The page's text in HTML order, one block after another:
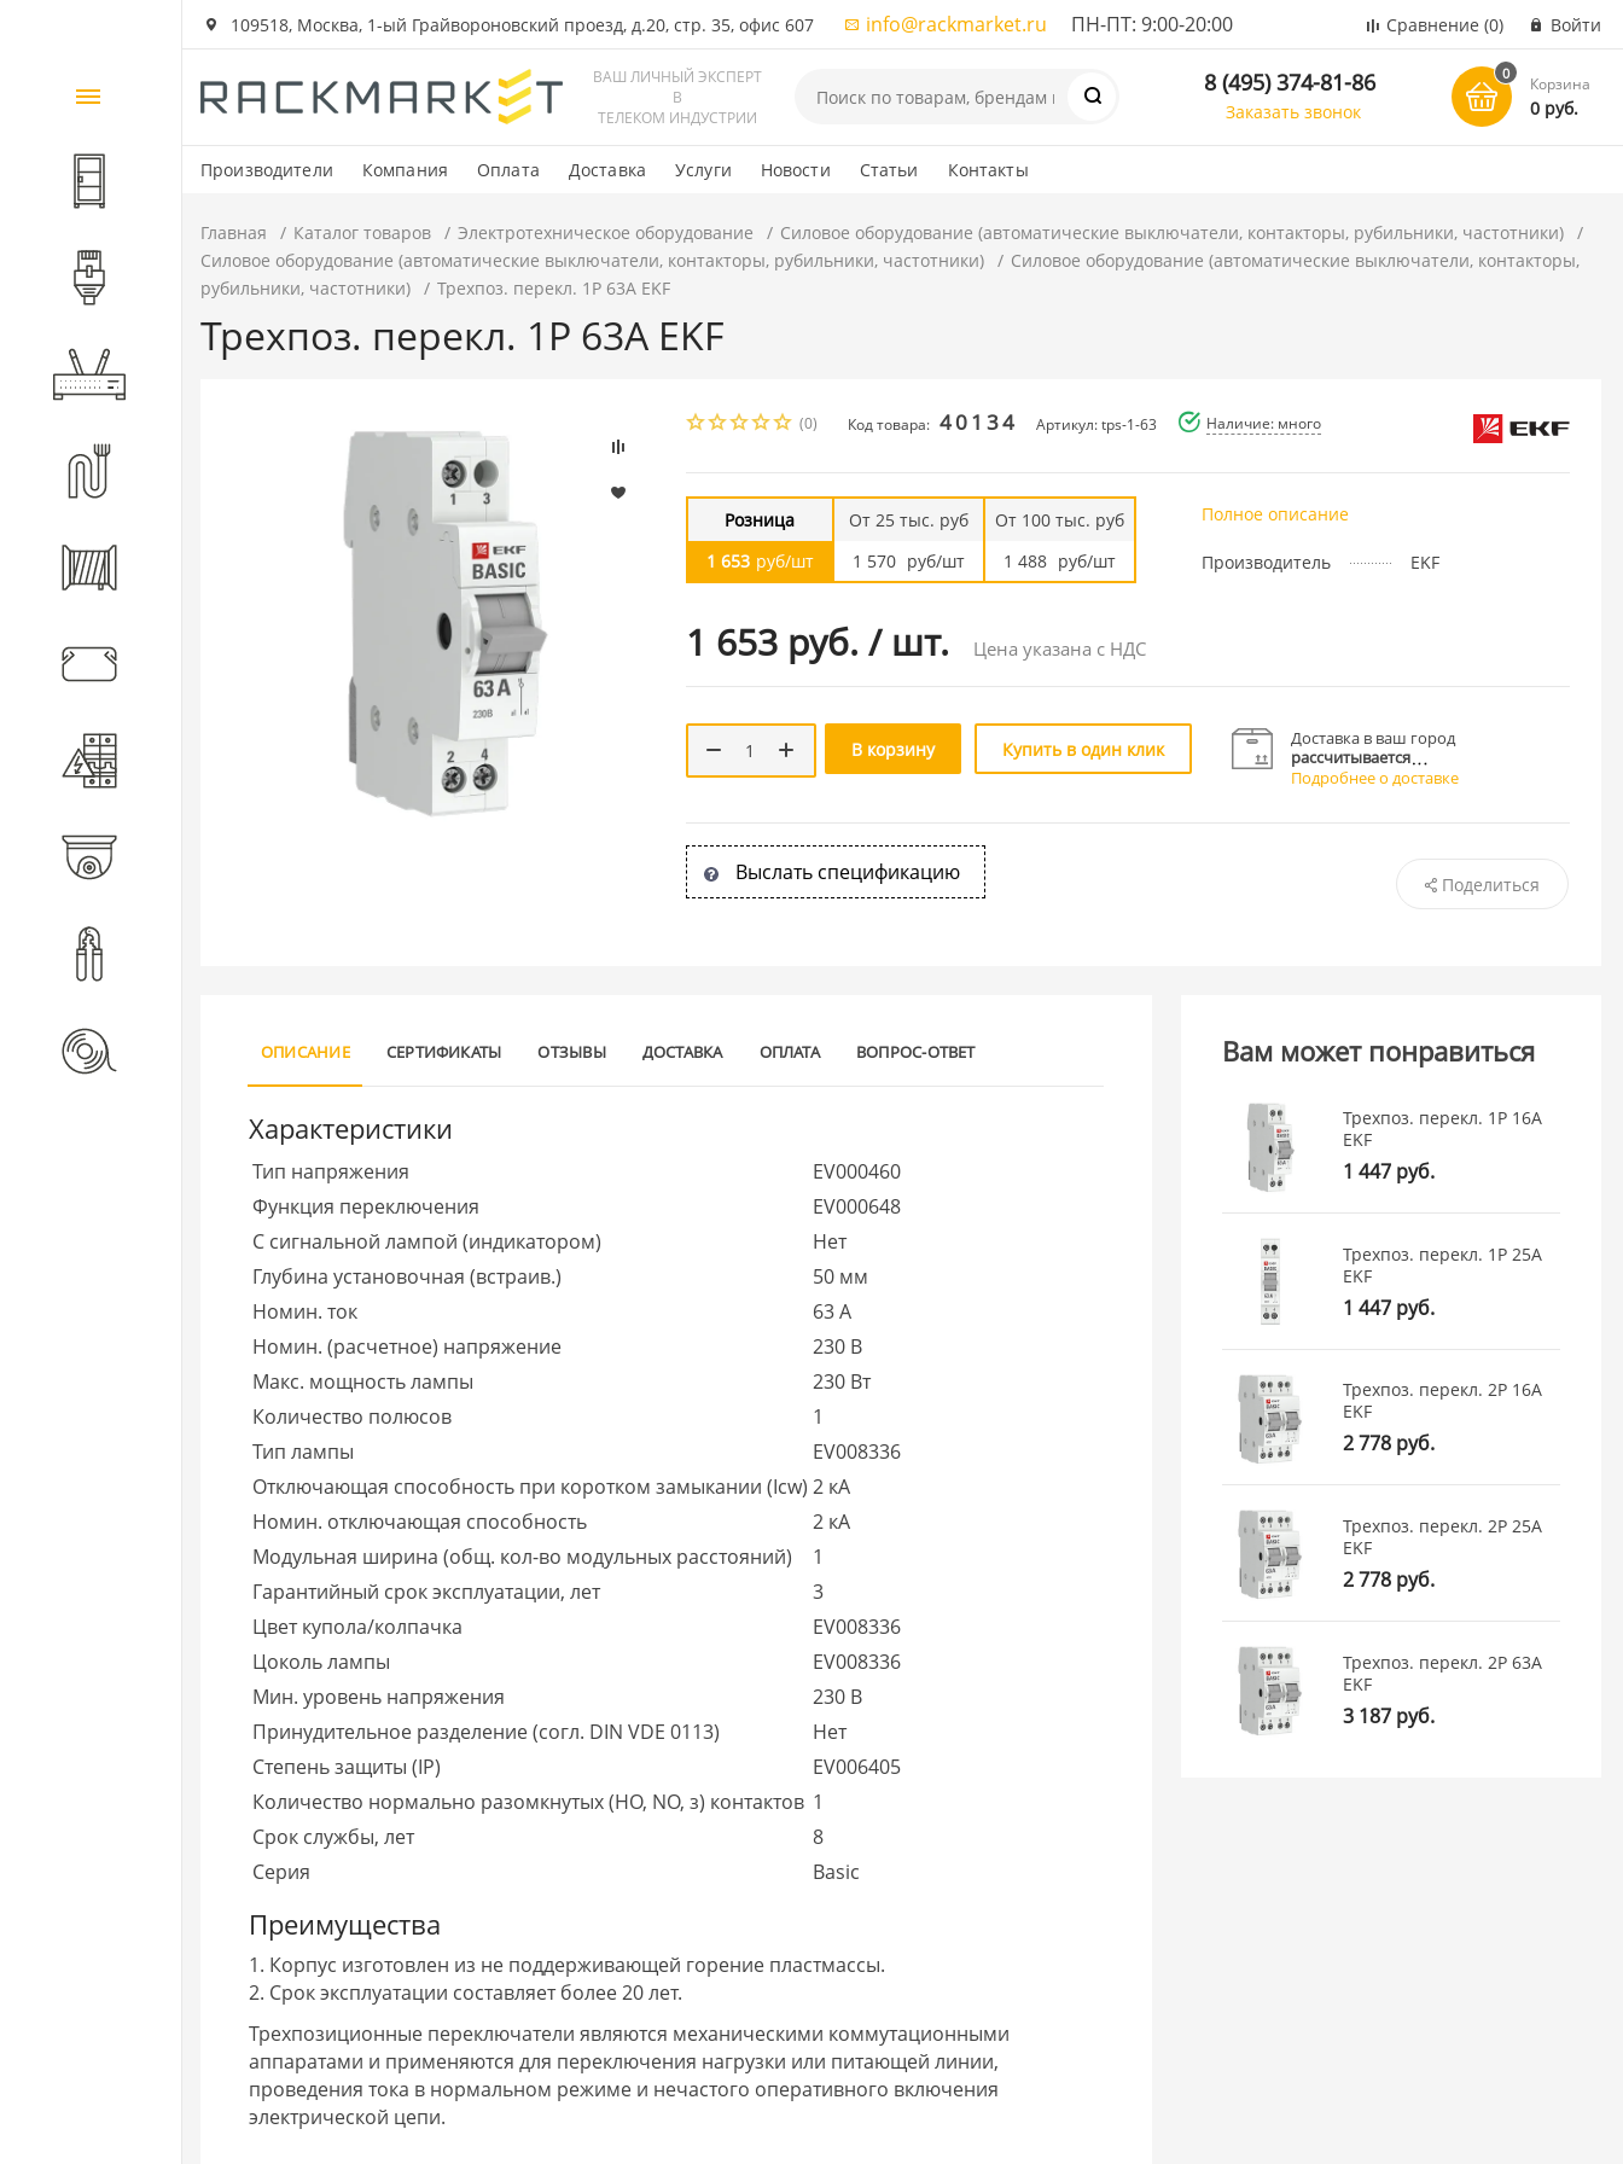
109518, Москва, 1-ый Грайвороновский проезд, д.20, стр. 35, офис 607 info@rackmarket.ru ПН-ПТ: 9:00-20:00 Сравнение (0) Войти
ВАШ ЛИЧНЫЙ ЭКСПЕРТ
В
ТЕЛЕКОМ ИНДУСТРИИ
8 (495) 374-81-86
Заказать звонок
0
Корзина
0 руб.
Производители Компания Оплата Доставка Услуги Новости Статьи Контакты
Каталог
товаров
Шкафы и стойки
Компоненты СКС
Расходные материалы
Главная Каталог товаров Электротехническое оборудование
Силовое оборудование (автоматические выключатели, контакторы, рубильники, частотники)
Силовое оборудование (автоматические выключатели, контакторы, рубильники, частотники)
Силовое оборудование (автоматические выключатели, контакторы,
рубильники, частотники)
Трехпоз. перекл. 1P 63А EKF
Трехпоз. перекл. 1P 63А EKF
(0) Код товара: 40134 Артикул: tps-1-63 Наличие: много
Розница
1 653 руб/шт
От 25 тыс. руб
1 570 руб/шт
От 100 тыс. руб
1 488 руб/шт
1 653 руб. / шт. Цена указана с НДС
Полное описание
Производитель EKF
В корзину Купить в один клик
Доставка в ваш город
рассчитывается
Подробнее о доставке
Выслать спецификацию Поделиться
ОПИСАНИЕ СЕРТИФИКАТЫ ОТЗЫВЫ ДОСТАВКА ОПЛАТА ВОПРОС-ОТВЕТ
Характеристики
Тип напряжения
EV000460
Функция переключения
EV000648
С сигнальной лампой (индикатором)
Нет
Глубина установочная (встраив.)
50 мм
Номин. ток
63 А
Номин. (расчетное) напряжение
230 В
Макс. мощность лампы
230 Вт
Количество полюсов
1
Тип лампы
EV008336
Отключающая способность при коротком замыкании (Icw) 2 кА
Номин. отключающая способность
2 кА
Модульная ширина (общ. кол-во модульных расстояний)
1
Гарантийный срок эксплуатации, лет
3
Цвет купола/колпачка
EV008336
Цоколь лампы
EV008336
Мин. уровень напряжения
230 В
Принудительное разделение (согл. DIN VDE 0113)
Нет
Степень защиты (IP)
EV006405
Количество нормально разомкнутых (НО, NO, з) контактов 1
Срок службы, лет
8
Серия
Basic
Преимущества
1. Корпус изготовлен из не поддерживающей горение пластмассы.
2. Срок эксплуатации составляет более 20 лет.
Трехпозиционные переключатели являются механическими коммутационными
аппаратами и применяются для переключения нагрузки или питающей линии,
проведения тока в нормальном режиме и нечастого оперативного включения
электрической цепи.
Вам может понравиться
Трехпоз. перекл. 1P 16А
EKF
1 447 руб.
Трехпоз. перекл. 1P 25А
EKF
1 447 руб.
Трехпоз. перекл. 2P 16А
EKF
2 778 руб.
Трехпоз. перекл. 2P 25А
EKF
2 778 руб.
Трехпоз. перекл. 2P 63А
EKF
3 187 руб.